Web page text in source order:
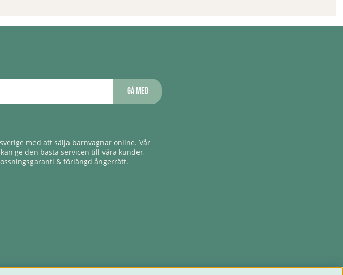
Gå med
med att sälja barnvagnar online. Vår
ge den bästa servicen till våra kunder,
& förlängd ångerrätt.